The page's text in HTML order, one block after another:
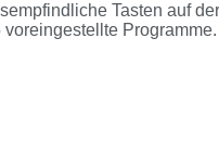
Tasten auf